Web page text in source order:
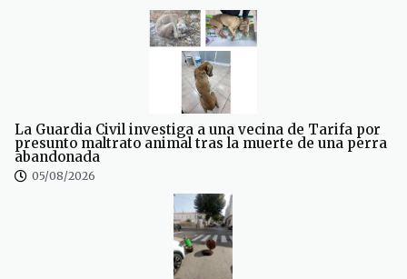
La Guardia Civil investiga a una vecina de Tarifa por
presunto maltrato animal tras la muerte de una perra
abandonada
05/08/2026